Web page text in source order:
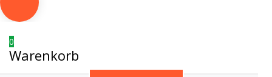
0
Warenkorb